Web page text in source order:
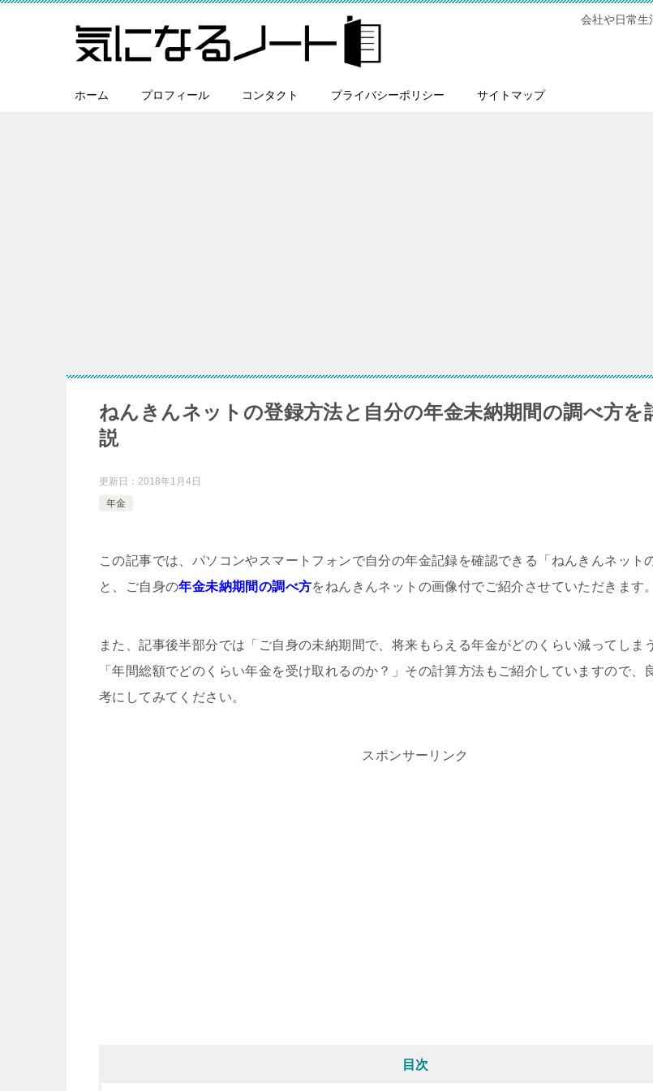
会社や日常生
ホーム プロフィール コンタクト プライバシーポリシー サイトマップ
ねんきんネットの登録方法と自分の年金未納期間の調べ方を
説
更新日： 2018年1月4日
年金
この記事では、パソコンやスマートフォンで自分の年金記録を確認できる「ねんきんネット
と、ご自身の年金未納期間の調べ方をねんきんネットの画像付でご紹介させていただきます。
また、記事後半部分では「ご自身の未納期間で、将来もらえる年金がどのくらい減ってしま
「年間総額でどのくらい年金を受け取れるのか？」その計算方法もご紹介していますので、
考にしてみてください。
スポンサーリンク
目次